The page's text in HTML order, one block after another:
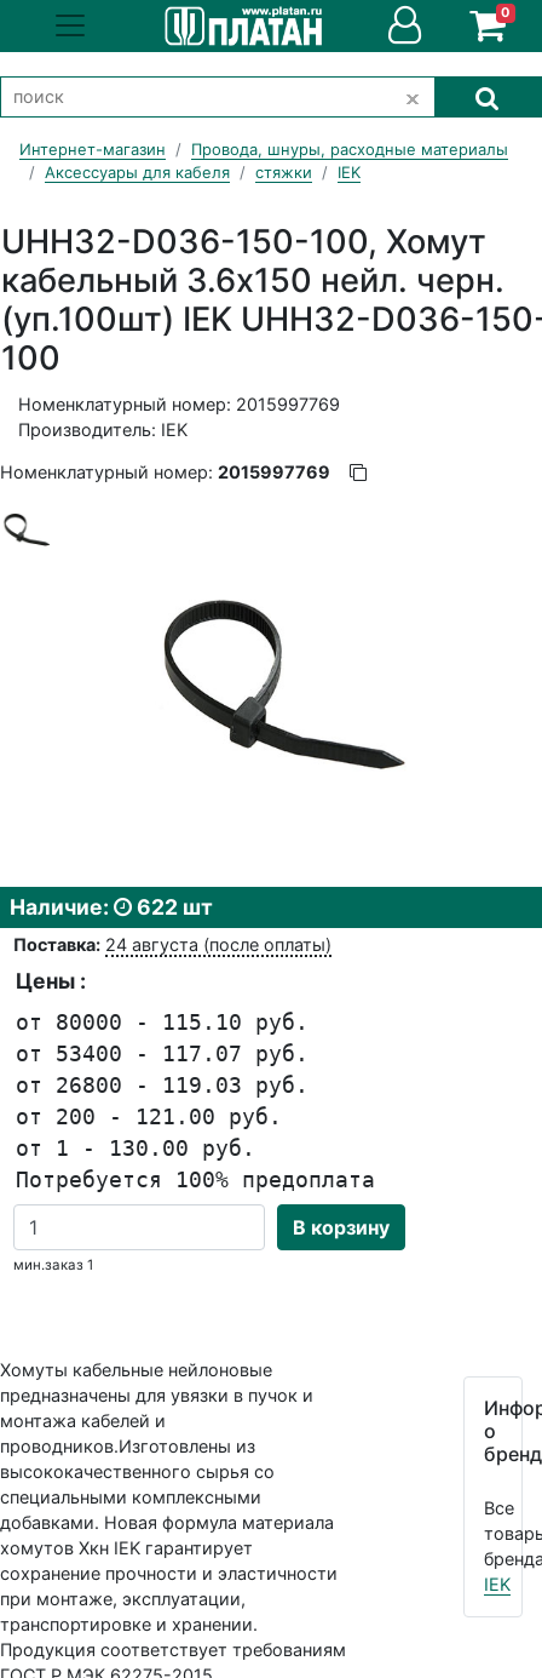
0
Интернет-магазин
Провода, шнуры, расходные материалы
Аксессуары для кабеля
стяжки IEK
UHH32-D036-150-100, Хомут
кабельный 3.6х150 нейл. черн.
(уп.100шт) IEK UHH32-D036-
100
Номенклатурный номер: 2015997769
Производитель: IEK
Номенклатурный номер: 2015997769
Наличие: 622 шт
Поставка: 24 августа (после оплаты)
Цены :
от 80000 - 115.10 руб.
от 53400 - 117.07 руб.
от 26800 - 119.03 руб.
от 200 - 121.00 руб.
от 1 - 130.00 руб.
Потребуется 100% предоплата
В корзину
мин.заказ 1
Хомуты кабельные нейлоновые
предназначены для увязки в пучок и
монтажа кабелей и
проводников.Изготовлены из
высококачественного сырья со
специальными комплексными
добавками. Новая формула материала
хомутов Хкн IEK гарантирует
сохранение прочности и эластичности
при монтаже, эксплуатации,
транспортировке и хранении.
Продукция соответствует требованиям
о
Все
IEK